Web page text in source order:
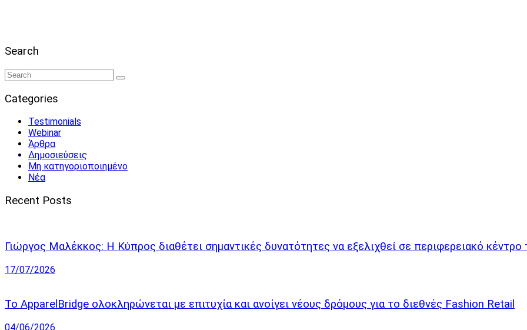
Search
Categories
Testimonials
Webinar
Άρθρα
Δημοσιεύσεις
Μη κατηγοριοποιημένο
Νέα
Recent Posts
Γιώργος Μαλέκκος: Η Κύπρος διαθέτει σημαντικές δυνατότητες να εξελιχθεί σε περιφερειακό κέντρο
17/07/2026
Το ApparelBridge ολοκληρώνεται με επιτυχία και ανοίγει νέους δρόμους για το διεθνές Fashion Retail
04/06/2026